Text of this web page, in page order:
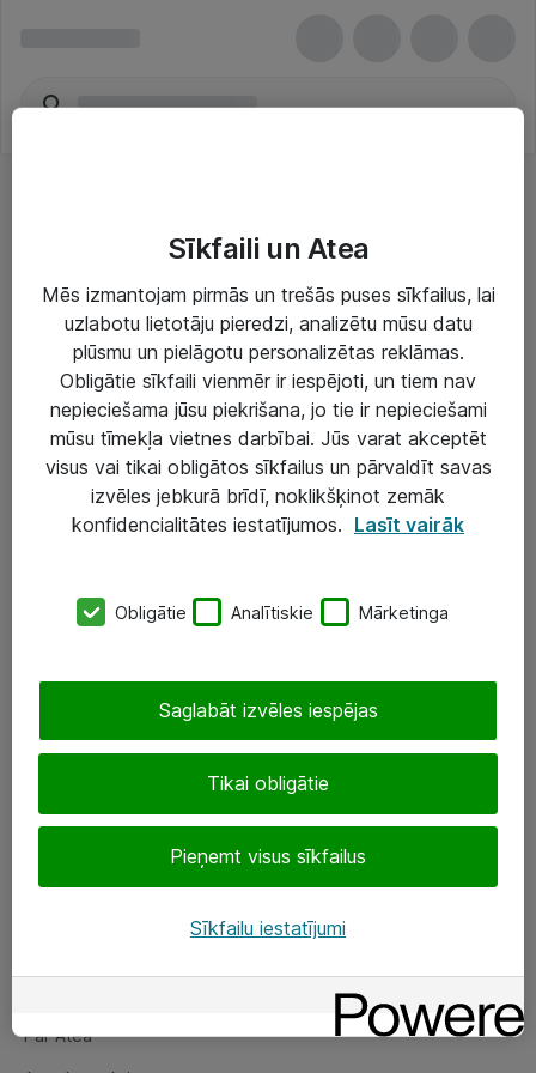
Risinājumi & Pakalpojumi
IT serviss un atbalsts
IT infrastruktūra
Darba vietu IT risinājumi
Serveri un datu centri
SIA „ATEA”
eShop@atea.lv
Sekojiet mums
Par Atea
Par Atea
Sīkfaili un Atea
Mēs izmantojam pirmās un trešās puses sīkfailus, lai
uzlabotu lietotāju pieredzi, analizētu mūsu datu
plūsmu un pielāgotu personalizētas reklāmas.
Obligātie sīkfaili vienmēr ir iespējoti, un tiem nav
nepieciešama jūsu piekrišana, jo tie ir nepieciešami
mūsu tīmekļa vietnes darbībai. Jūs varat akceptēt
visus vai tikai obligātos sīkfailus un pārvaldīt savas
izvēles jebkurā brīdī, noklikšķinot zemāk
konfidencialitātes iestatījumos. Lasīt vairāk
Obligātie Analītiskie Mārketinga
Tikai obligātie
Pieņemt visus sīkfailus
Saglabāt izvēles iespējas
Sīkfailu iestatījumi